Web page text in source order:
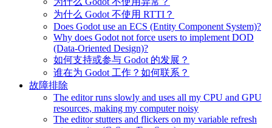
为什么 Godot 不使用 RTTI？
Does Godot use an ECS (Entity Component System)?
Why does Godot not force users to implement DOD
(Data-Oriented Design)?
如何支持或参与 Godot 的发展？
谁在为 Godot 工作？如何联系？
故障排除
The editor runs slowly and uses all my CPU and GPU
resources, making my computer noisy
The editor stutters and flickers on my variable refresh